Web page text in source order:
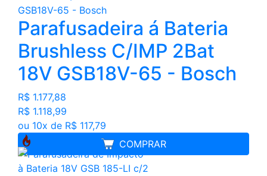
Parafusadeira á Bateria
Brushless C/IMP 2Bat
18V GSB18V-65 - Bosch
R$ 1.177,88
R$ 1.118,99
ou 10x de R$ 117,79
COMPRAR